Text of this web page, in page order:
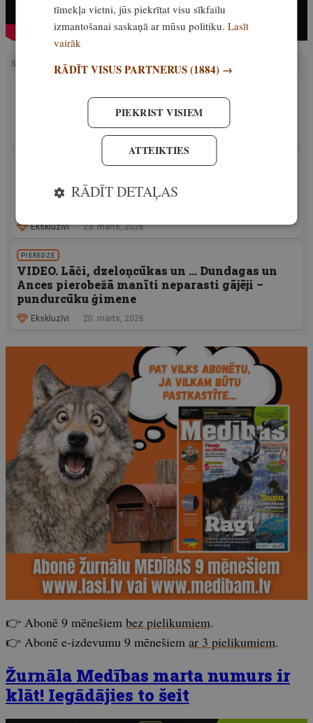
SAISTĪTIE RAKSTI
Jaunākie Āfrikas cūku mēra uzliesmojumi no
2026. gada 16. līdz 22. martam
23. marts, 2026
gultas – jaunajā medību sezonā ar jaunām
Ekskluzīvi 23. marts, 2026
PIEREDZE
VIDEO. Lāči, dzeloņcūkas un … Dundagas un
Ances pierobežā manīti neparasti gājēji –
pundurcūku ģimene
Ekskluzīvi 20. marts, 2026
👉 Abonē 9 mēnešiem bez pielikumiem.
👉 Abonē e-izdevumu 9 mēnešiem ar 3 pielikumiem.
Žurnāla Medības marta numurs ir
klāt! Iegādājies to šeit
tīmekļa vietni, jūs piekrītat visu sīkfailu
izmantošanai saskaņā ar mūsu politiku.Lasīt
vairāk
RĀDĪT VISUS PARTNERUS(1884) →
PIEKRIST VISIEM
ATTEIKTIES
RĀDĪT DETAĻAS